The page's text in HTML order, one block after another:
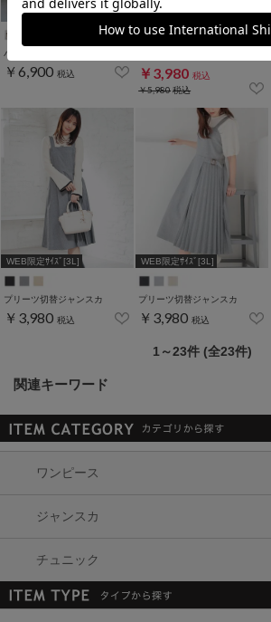
バンドカラーワンピース
￥6,900 税込 ￥3,980 税込
￥5,980税込
WEB限定ｻｲｽﾞ[3L]
プリーツ切替ジャンスカ
￥3,980 税込
WEB限定ｻｲｽﾞ[3L]
プリーツ切替ジャンスカ
￥3,980 税込
1～23件 (全23件)
関連キーワード
ワンピース
ジャンスカ
チュニック